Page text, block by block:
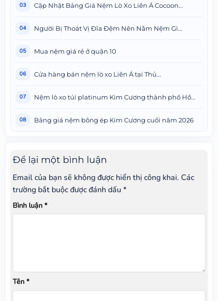
03 Cập Nhật Bảng Giá Nệm Lò Xo Liên Á Cocoon...
04 Người Bị Thoát Vị Đĩa Đệm Nên Nằm Nệm Gì...
05 Mua nệm giá rẻ ở quận 10
06 Cửa hàng bán nệm lò xo Liên Á tại Thủ...
07 Nệm lò xo túi platinum Kim Cương thành phố Hồ...
08 Bảng giá nệm bông ép Kim Cương cuối năm 2026
Để lại một bình luận
Email của bạn sẽ không được hiển thị công khai. Các
trường bắt buộc được đánh dấu *
Bình luận *
Tên *